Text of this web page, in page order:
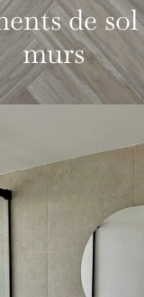
de
murs